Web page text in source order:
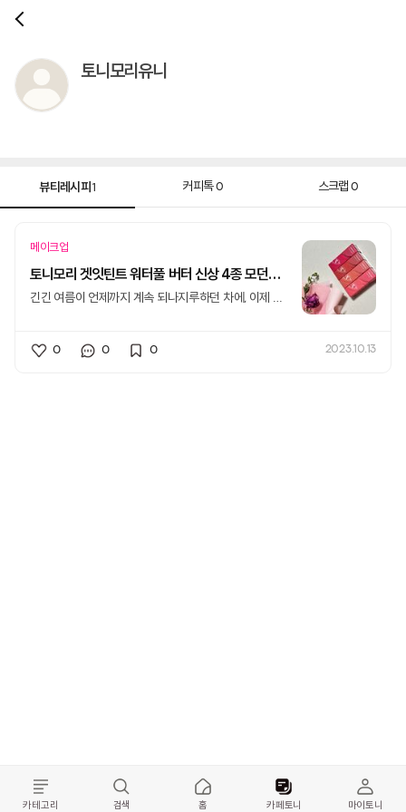
토니모리유니
뷰티레시피1 커피톡0 스크랩 0
메이크업
토니모리 겟잇틴트 워터풀 버터 신상 4종 모던한 가을틴트
​긴긴 여름이 언제까지 계속 되나지루하던 차에, 이제 제
0 0 0 2023.10.13
카테고리 검색 홈 카페토니 마이토니